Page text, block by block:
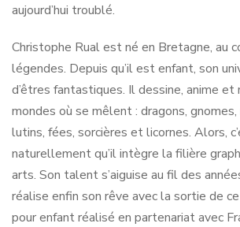
aujourd’hui troublé.
Christophe Rual est né en Bretagne, au
légendes. Depuis qu’il est enfant, son
d’êtres fantastiques. Il dessine, anime
mondes où se mêlent : dragons,
lutins, fées, sorcières et licornes. Alors,
naturellement qu’il intègre la filière
arts. Son talent s’aiguise au fil des
réalise enfin son rêve avec la sortie de
pour enfant réalisé en partenariat avec